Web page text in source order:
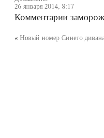
26 января 2014, 8:17
Комментарии
« Новый номер Синего